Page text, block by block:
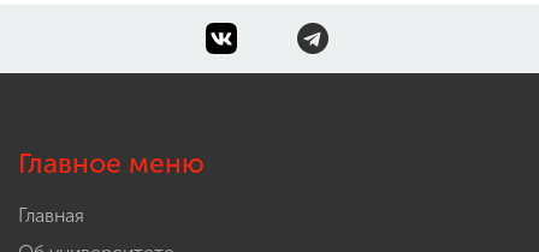
Главное меню
Главная